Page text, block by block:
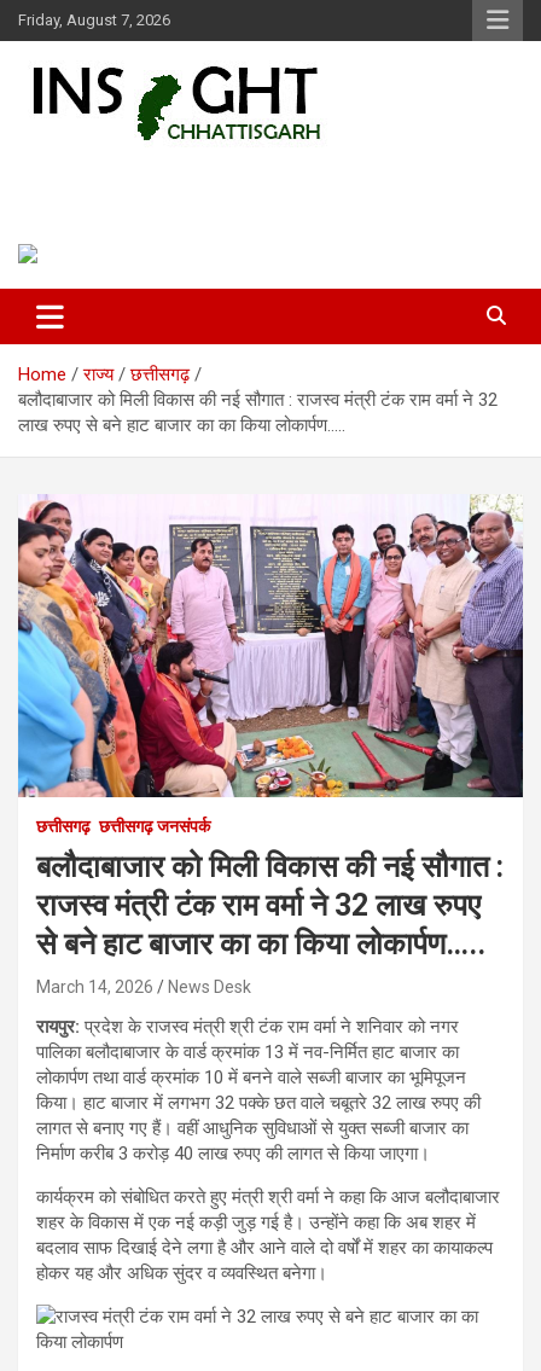
Skip
to
Friday, August 7, 2026
Home राज्य
छत्तीसगढ़
बलौदाबाजार को मिली विकास की नई सौगात : राजस्व मंत्री टंक राम वर्मा ने 32
लाख रुपए से बने हाट बाजार का का किया लोकार्पण…..
छत्तीसगढ़ छत्तीसगढ़ जनसंपर्क
बलौदाबाजार को मिली विकास की नई सौगात :
राजस्व मंत्री टंक राम वर्मा ने 32 लाख रुपए
से बने हाट बाजार का का किया लोकार्पण…..
March 14, 2026 News Desk
रायपुर:प्रदेश के राजस्व मंत्री श्री टंक राम वर्मा ने शनिवार को नगर
पालिका बलौदाबाजार के वार्ड क्रमांक 13 में नव-निर्मित हाट बाजार का
लोकार्पण तथा वार्ड क्रमांक 10 में बनने वाले सब्जी बाजार का भूमिपूजन
किया। हाट बाजार में लगभग 32 पक्के छत वाले चबूतरे 32 लाख रुपए की
लागत से बनाए गए हैं। वहीं आधुनिक सुविधाओं से युक्त सब्जी बाजार का
निर्माण करीब 3 करोड़ 40 लाख रुपए की लागत से किया जाएगा।
कार्यक्रम को संबोधित करते हुए मंत्री श्री वर्मा ने कहा कि आज बलौदाबाजार
शहर के विकास में एक नई कड़ी जुड़ गई है। उन्होंने कहा कि अब शहर में
बदलाव साफ दिखाई देने लगा है और आने वाले दो वर्षों में शहर का कायाकल्प
होकर यह और अधिक सुंदर व व्यवस्थित बनेगा।